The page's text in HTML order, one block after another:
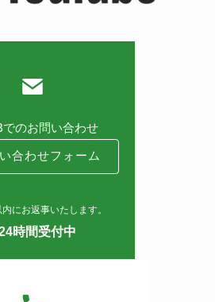
でのお問い合わせ
合わせフォーム
にお返事いたします。
時間受付中